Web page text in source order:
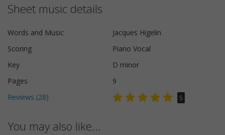
Sheet music details
Words and Music
Jacques Higelin
Scoring
Piano Vocal
Key
D minor
Pages
9
Reviews (28) 5
You may also like...